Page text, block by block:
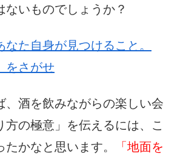
ないものでしょうか？
た自身が見つけること。
をさがせ
、酒を飲みながらの楽しい会
方の極意」を伝えるには、こ
たかなと思います。
「地面を